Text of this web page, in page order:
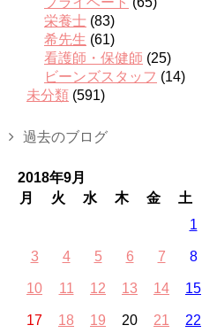
栄養士 (83)
希先生 (61)
看護師・保健師 (25)
ビーンズスタッフ (14)
未分類 (591)
過去のブログ
2018年9月
月
火 水 木 金 土
1
3 4 5 6 7 8
10 11 12 13 14 15
17 18 19 20 21 22